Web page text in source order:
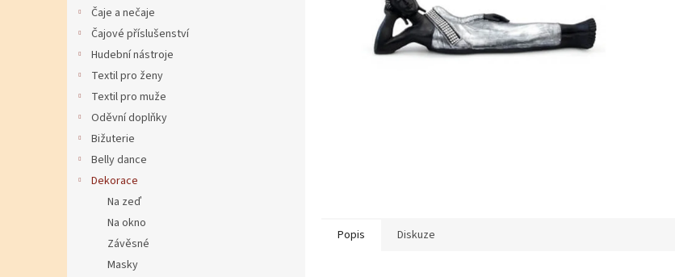
Čaje a nečaje
Čajové příslušenství
Hudební nástroje
Textil pro ženy
Textil pro muže
Oděvní doplňky
Bižuterie
Belly dance
Dekorace
Na zeď
Na okno
Závěsné
Masky
Popis Diskuze